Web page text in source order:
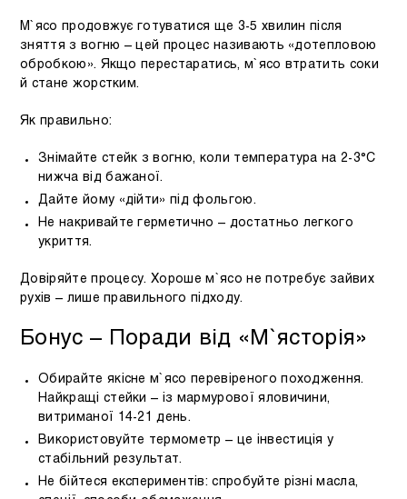
М`ясо продовжує готуватися ще 3-5 хвилин після
зняття з вогню – цей процес називають «дотепловою
обробкою». Якщо перестаратись, м`ясо втратить соки
й стане жорстким.
Як правильно:
Знімайте стейк з вогню, коли температура на 2-3°C
нижча від бажаної.
Дайте йому «дійти» під фольгою.
Не накривайте герметично – достатньо легкого
укриття.
Довіряйте процесу. Хороше м`ясо не потребує зайвих
рухів – лише правильного підходу.
Бонус – Поради від «М`ясторія»
Обирайте якісне м`ясо перевіреного походження.
Найкращі стейки – із мармурової яловичини,
витриманої 14-21 день.
Використовуйте термометр – це інвестиція у
стабільний результат.
Не бійтеся експериментів: спробуйте різні масла,